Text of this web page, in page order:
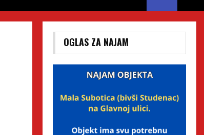
OGLAS ZA NAJAM